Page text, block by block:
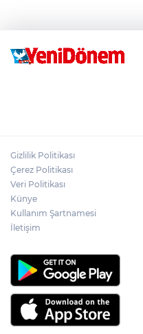
Gizlilik Politikası
Çerez Politikası
Veri Politikası
Künye
Kullanım Şartnamesi
İletişim